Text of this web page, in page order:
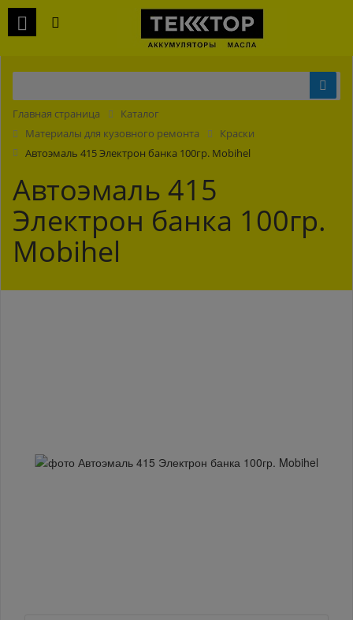
Главная страница
Каталог
Материалы для кузовного ремонта
Краски
Автоэмаль 415 Электрон банка 100гр. Mobihel
Автоэмаль 415
Электрон банка 100гр.
Mobihel